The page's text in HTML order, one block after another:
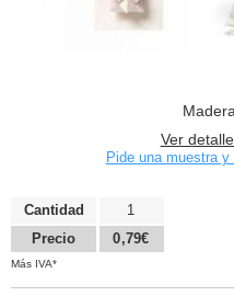
Ver
Pide una muestra
Cantidad
Precio
1
0,79€
Más IVA*